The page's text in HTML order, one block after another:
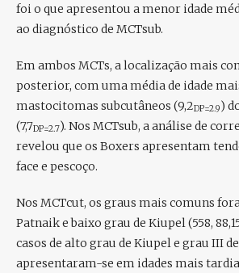
foi o que apresentou a menor idade
ao diagnóstico de MCTsub.
Em ambos MCTs, a localização mais
posterior, com uma média de idade
mastocitomas subcutâneos (9,2DP=2.9)
(7,7DP=2.7). Nos MCTsub, a análise de
revelou que os Boxers apresentam
face e pescoço.
Nos MCTcut, os graus mais comuns
Patnaik e baixo grau de Kiupel (558,
casos de alto grau de Kiupel e grau III
apresentaram-se em idades mais